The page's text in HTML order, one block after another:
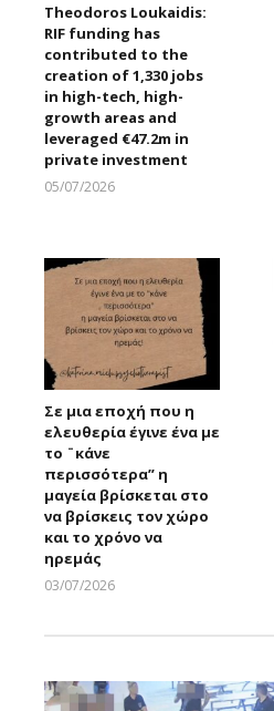
Theodoros Loukaidis:
RIF funding has
contributed to the
creation of 1,330 jobs
in high-tech, high-
growth areas and
leveraged €47.2m in
private investment
05/07/2026
Σε μια εποχή που η
ελευθερία έγινε ένα με
το ¨κάνε
περισσότερα” η
μαγεία βρίσκεται στο
να βρίσκεις τον χώρο
και το χρόνο να
ηρεμάς
03/07/2026